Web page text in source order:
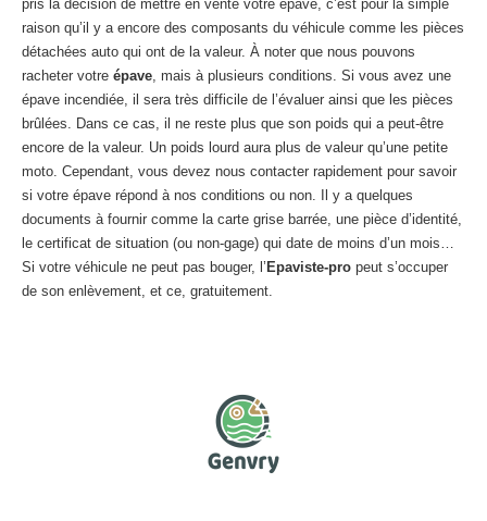
pris la décision de mettre en vente votre épave, c’est pour la simple
raison qu’il y a encore des composants du véhicule comme les pièces
détachées auto qui ont de la valeur. À noter que nous pouvons
racheter votre épave, mais à plusieurs conditions. Si vous avez une
épave incendiée, il sera très difficile de l’évaluer ainsi que les pièces
brûlées. Dans ce cas, il ne reste plus que son poids qui a peut-être
encore de la valeur. Un poids lourd aura plus de valeur qu’une petite
moto. Cependant, vous devez nous contacter rapidement pour savoir
si votre épave répond à nos conditions ou non. Il y a quelques
documents à fournir comme la carte grise barrée, une pièce d’identité,
le certificat de situation (ou non-gage) qui date de moins d’un mois…
Si votre véhicule ne peut pas bouger, l’ Epaviste-pro peut s’occuper
de son enlèvement, et ce, gratuitement.